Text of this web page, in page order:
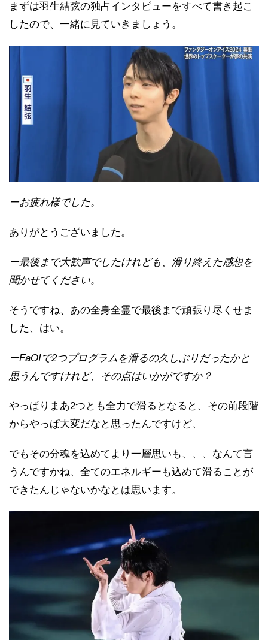
まずは羽生結弦の独占インタビューをすべて書き起こ
したので、一緒に見ていきましょう。
ーお疲れ様でした。
ありがとうございました。
ー最後まで大歓声でしたけれども、滑り終えた感想を
聞かせてください。
そうですね、あの全身全霊で最後まで頑張り尽くせま
した、はい。
ーFaOIで2つプログラムを滑るの久しぶりだったかと
思うんですけれど、その点はいかがですか？
やっぱりまあ2つとも全力で滑るとなると、その前段階
からやっぱ大変だなと思ったんですけど、
でもその分魂を込めてより一層思いも、、、なんて言
うんですかね、全てのエネルギーも込めて滑ることが
できたんじゃないかなとは思います。